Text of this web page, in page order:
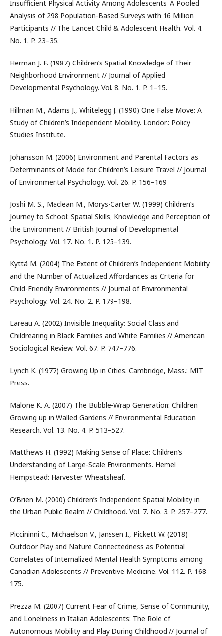
Insufficient Physical Activity Among Adolescents: A Pooled
Analysis of 298 Population-Based Surveys with 16 Million
Participants // The Lancet Child & Adolescent Health. Vol. 4.
No. 1. P. 23–35.
Herman J. F. (1987) Children’s Spatial Knowledge of Their
Neighborhood Environment // Journal of Applied
Developmental Psychology. Vol. 8. No. 1. P. 1–15.
Hillman M., Adams J., Whitelegg J. (1990) One False Move: A
Study of Children’s Independent Mobility. London: Policy
Studies Institute.
Johansson M. (2006) Environment and Parental Factors as
Determinants of Mode for Children’s Leisure Travel // Journal
of Environmental Psychology. Vol. 26. P. 156–169.
Joshi M. S., Maclean M., Morys-Carter W. (1999) Children’s
Journey to School: Spatial Skills, Knowledge and Perception of
the Environment // British Journal of Developmental
Psychology. Vol. 17. No. 1. P. 125–139.
Kyttä M. (2004) The Extent of Children’s Independent Mobility
and the Number of Actualized Affordances as Criteria for
Child-Friendly Environments // Journal of Environmental
Psychology. Vol. 24. No. 2. P. 179–198.
Lareau A. (2002) Invisible Inequality: Social Class and
Childrearing in Black Families and White Families // American
Sociological Review. Vol. 67. P. 747–776.
Lynch K. (1977) Growing Up in Cities. Cambridge, Mass.: MIT
Press.
Malone K. A. (2007) The Bubble-Wrap Generation: Children
Growing up in Walled Gardens // Environmental Education
Research. Vol. 13. No. 4. P. 513–527.
Matthews H. (1992) Making Sense of Place: Children’s
Understanding of Large-Scale Environments. Hemel
Hempstead: Harvester Wheatsheaf.
O’Brien M. (2000) Children’s Independent Spatial Mobility in
the Urban Public Realm // Childhood. Vol. 7. No. 3. P. 257–277.
Piccininni C., Michaelson V., Janssen I., Pickett W. (2018)
Outdoor Play and Nature Connectedness as Potential
Correlates of Internalized Mental Health Symptoms among
Canadian Adolescents // Preventive Medicine. Vol. 112. P. 168–
175.
Prezza M. (2007) Current Fear of Crime, Sense of Community,
and Loneliness in Italian Adolescents: The Role of
Autonomous Mobility and Play During Childhood // Journal of